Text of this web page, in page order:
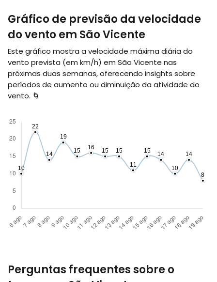
Gráfico de previsão da velocidade
do vento em São Vicente
Este gráfico mostra a velocidade máxima diária do
vento prevista (em km/h) em São Vicente nas
próximas duas semanas, oferecendo insights sobre
períodos de aumento ou diminuição da atividade do
vento. 🌀
Perguntas frequentes sobre o